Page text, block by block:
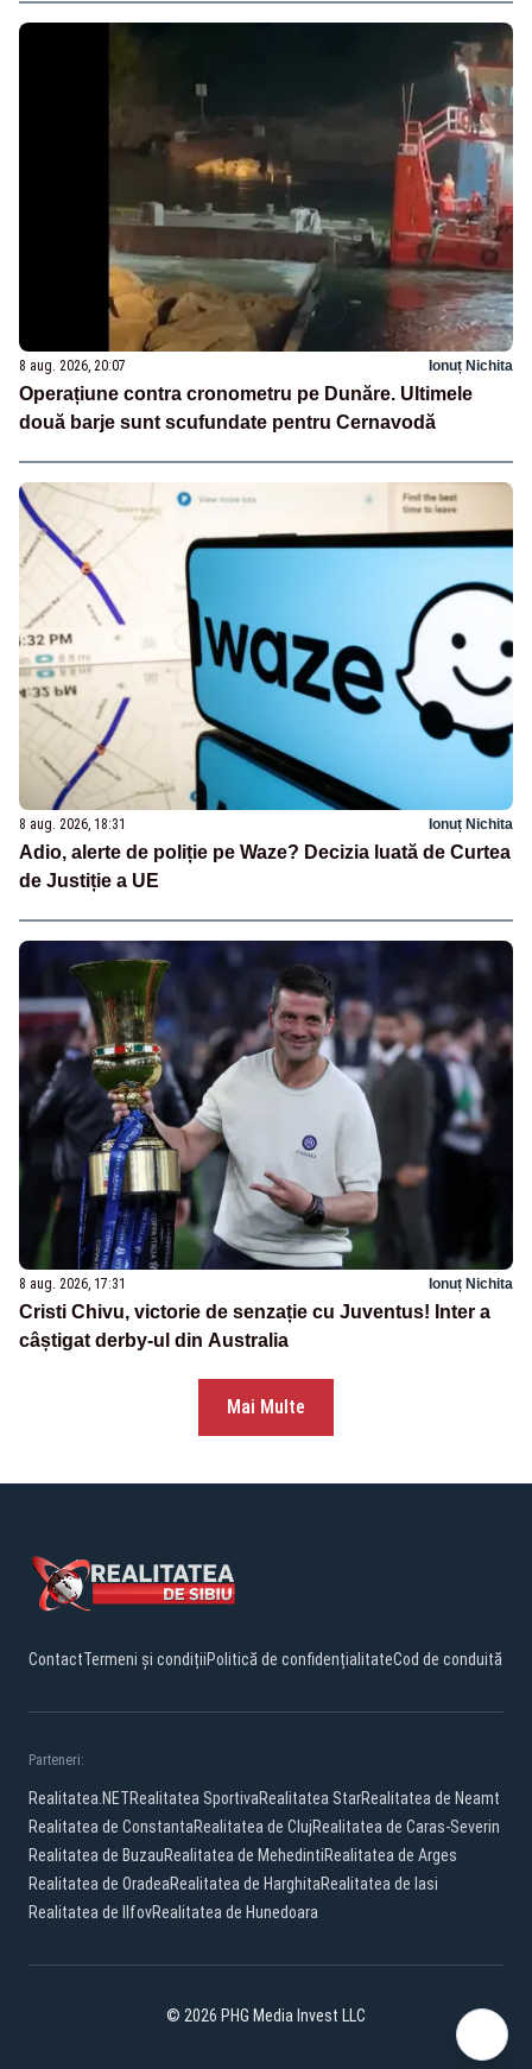
8 aug. 2026, 20:07 Ionuț Nichita
Operațiune contra cronometru pe Dunăre. Ultimele
două barje sunt scufundate pentru Cernavodă
8 aug. 2026, 18:31 Ionuț Nichita
Adio, alerte de poliție pe Waze? Decizia luată de Curtea
de Justiție a UE
8 aug. 2026, 17:31 Ionuț Nichita
Cristi Chivu, victorie de senzație cu Juventus! Inter a
câștigat derby-ul din Australia
Mai Multe
ContactTermeni și condițiiPolitică de confidențialitateCod de conduită
Parteneri:
Realitatea.NETRealitatea SportivaRealitatea StarRealitatea de Neamt
Realitatea de ConstantaRealitatea de ClujRealitatea de Caras-Severin
Realitatea de BuzauRealitatea de MehedintiRealitatea de Arges
Realitatea de OradeaRealitatea de HarghitaRealitatea de Iasi
Realitatea de IlfovRealitatea de Hunedoara
© 2026 PHG Media Invest LLC